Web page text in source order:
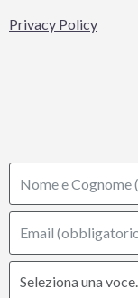
Privacy Policy